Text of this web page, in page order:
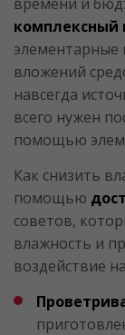
комплексный
вложений
навсегда
всего нужен
помощью
Как снизить
помощью
советов,
влажность и
воздействие